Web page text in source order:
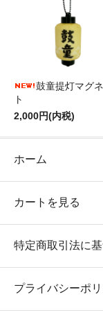
鼓童提灯マグ
ト
2,000円(内税)
ホーム
カートを見る
特定商取引法に
プライバシーポ